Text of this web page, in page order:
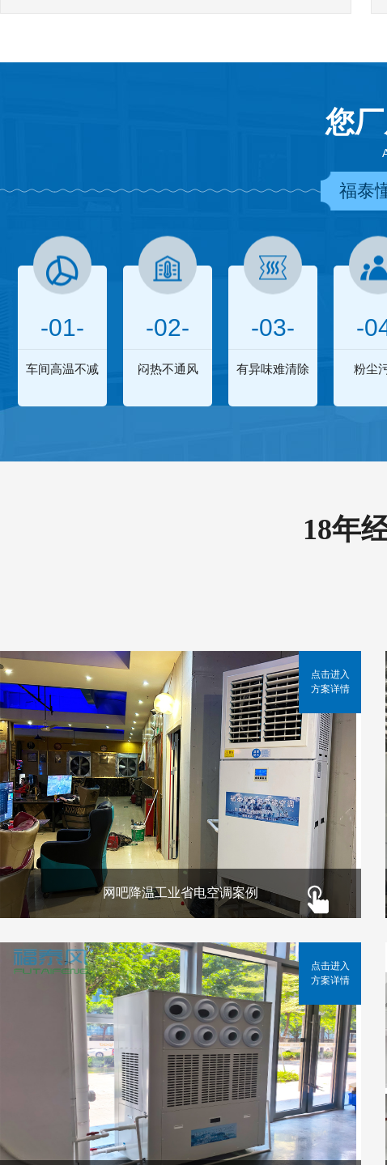
您
福泰
-01-
车间高温不减
-02-
闷热不通风
-03-
有异味难清除
-
粉尘
18年
网吧降温工业省电空调案例
点击进入
方案详情
点击进入
方案详情